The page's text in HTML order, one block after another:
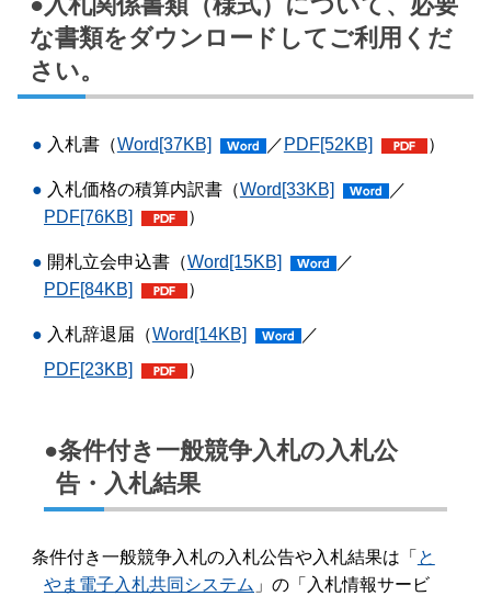
な書類をダウンロードしてご利用くだ
さい。
入札書（Word [37KB] ／ PDF[52KB] ）
入札価格の積算内訳書（Word [33KB]
／
PDF[76KB] ）
開札立会申込書（Word [15KB]
／
PDF[84KB] ）
入札辞退届（Word [14KB]
／
PDF[23KB] ）
●条件付き一般競争入札の入札公
告・入札結果
条件付き一般競争入札の入札公告や入札結果は「 と
やま電子入札共同システム 」の「入札情報サービ